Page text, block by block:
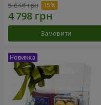
5 644 грн
Замовити